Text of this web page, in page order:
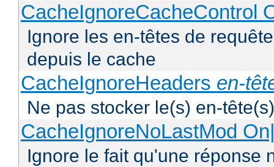
CacheIgnoreCacheControl
Ignore les en-têtes de
depuis le cache
CacheIgnoreHeaders en-
Ne pas stocker le(s) en-
CacheIgnoreNoLastMod
Ignore le fait qu'une réponse